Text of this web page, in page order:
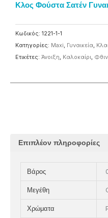
Κλος Φούστα Σατέν
Κωδικός: 1221-1-1
Κατηγορίες: Maxi, Γυναικεία,
Ετικέτες: Άνοιξη, Καλοκαίρι,
Επιπλέον πληροφορίες
Βάρος
Μεγέθη
Χρώματα